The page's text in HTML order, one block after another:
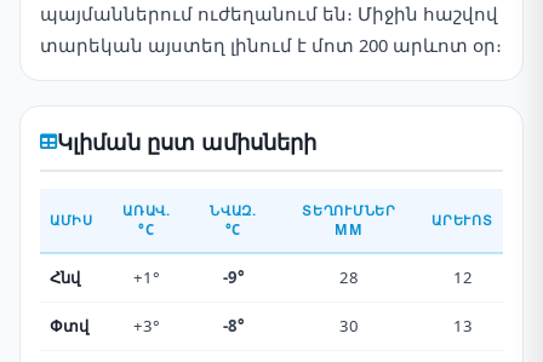
պայմաններում ուժեղանում են։ Միջին հաշվով
տարեկան այստեղ լինում է մոտ 200 արևոտ օր։
Կլիման ըստ ամիսների
ԱՄԻՍ
ԱՌԱՎ.
°C
ՆՎԱԶ.
°C
ՏԵՂՈՒՄՆԵՐ
ММ
ԱՐԵՒՈՏ
Հնվ +1° -9° 28 12
Փտվ +3° -8° 30 13